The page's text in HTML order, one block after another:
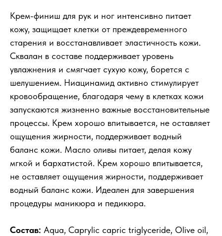
Крем-финиш для рук и ног интенсивно питает
кожу, защищает клетки от преждевременного
старения и восстанавливает эластичность кожи.
Сквалан в составе поддерживает уровень
увлажнения и смягчает сухую кожу, борется с
шелушением. Ниацинамид активно стимулирует
кровообращение, благодаря чему в клетках кожи
запускаются жизненно важные восстановительные
процессы. Крем хорошо впитывается, не оставляет
ощущения жирности, поддерживает водный
баланс кожи. Масло оливы питает, делая кожу
мгкой и бархатистой. Крем хорошо впитывается,
не оставляет ощущения жирности, поддерживает
водный баланс кожи. Идеален для завершения
процедуры маникюра и педикюра.
Состав: Aqua, Caprylic capric triglyceride, Olive oil,